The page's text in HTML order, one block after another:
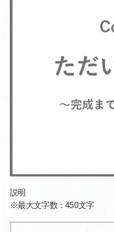
説明
※最大文字数：450文字